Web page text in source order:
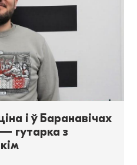
і ў Баранавічах
гутарка з